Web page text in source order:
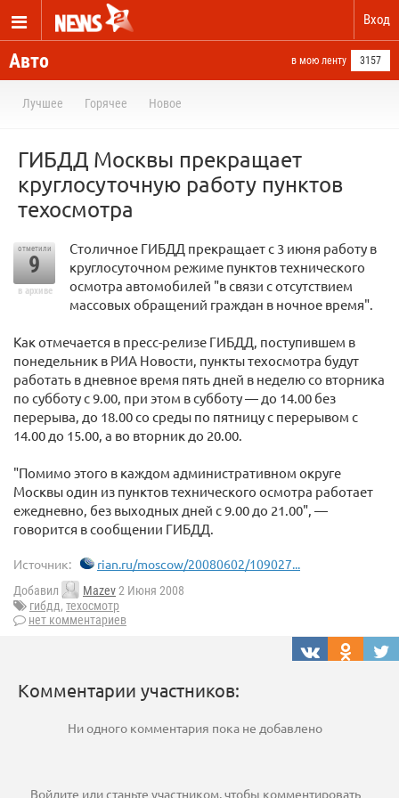
Вход
Авто в мою ленту 3157
Лучшее Горячее Новое
ГИБДД Москвы прекращает
круглосуточную работу пунктов
техосмотра
отметили
9
в архиве
Столичное ГИБДД прекращает с 3 июня работу в
круглосуточном режиме пунктов технического
осмотра автомобилей "в связи с отсутствием
массовых обращений граждан в ночное время".
Как отмечается в пресс-релизе ГИБДД, поступившем в
понедельник в РИА Новости, пункты техосмотра будут
работать в дневное время пять дней в неделю со вторника
по субботу с 9.00, при этом в субботу — до 14.00 без
перерыва, до 18.00 со среды по пятницу с перерывом с
14.00 до 15.00, а во вторник до 20.00.
"Помимо этого в каждом административном округе
Москвы один из пунктов технического осмотра работает
ежедневно, без выходных дней с 9.00 до 21.00", —
говорится в сообщении ГИБДД.
Источник: rian.ru/moscow/20080602/109027...
Добавил Mazev2 Июня 2008
гибдд, техосмотр
нет комментариев
Комментарии участников:
Ни одного комментария пока не добавлено
Войдите илистаньте участником, чтобы комментировать